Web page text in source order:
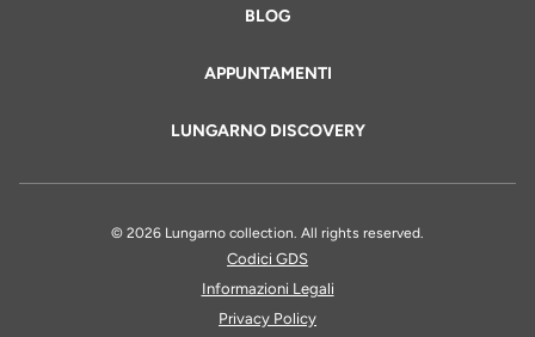
BLOG
APPUNTAMENTI
LUNGARNO DISCOVERY
© 2026 Lungarno collection. All rights reserved.
Codici GDS
Informazioni Legali
Privacy Policy